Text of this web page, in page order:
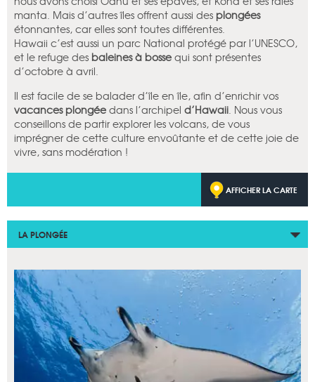
manta. Mais d’autres îles offrent aussi des plongées
étonnantes, car elles sont toutes différentes.
Hawaii c’est aussi un parc National protégé par l’UNESCO,
et le refuge des baleines à bosse qui sont présentes
d’octobre à avril.
Il est facile de se balader d’île en île, afin d’enrichir vos
vacances plongée dans l’archipel d’Hawaii. Nous vous
conseillons de partir explorer les volcans, de vous
imprégner de cette culture envoûtante et de cette joie de
vivre, sans modération !
AFFICHER LA CARTE
LA PLONGÉE